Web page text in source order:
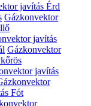
javítás Érd
Gázkonvektor
javítás
Gázkonvektor
javítás
Fót